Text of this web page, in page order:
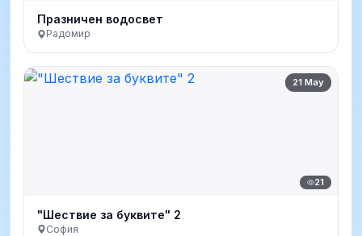
Празничен водосвет
Радомир
21 May
21
"Шествие за буквите" 2
София